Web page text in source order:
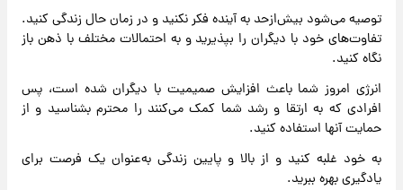
توصیه می‌شود بیش‌ازحد به آینده فکر نکنید و در زمان حال زندگی کنید.
تفاوت‌های خود با دیگران را بپذیرید و به احتمالات مختلف با ذهن باز
نگاه کنید.
انرژی امروز شما باعث افزایش صمیمیت با دیگران شده است، پس
افرادی که به ارتقا و رشد شما کمک می‌کنند را محترم بشناسید و از
حمایت آنها استفاده کنید.
به خود غلبه کنید و از بالا و پایین زندگی به‌عنوان یک فرصت برای
یادگیری بهره ببرید.